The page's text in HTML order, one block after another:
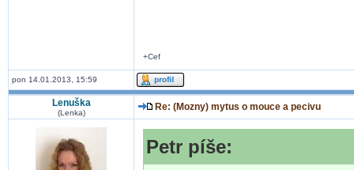
+Cef
pon 14.01.2013, 15:59
Lenuška
(Lenka)
Re: (Mozny) mytus o mouce a pecivu
Petr píše: